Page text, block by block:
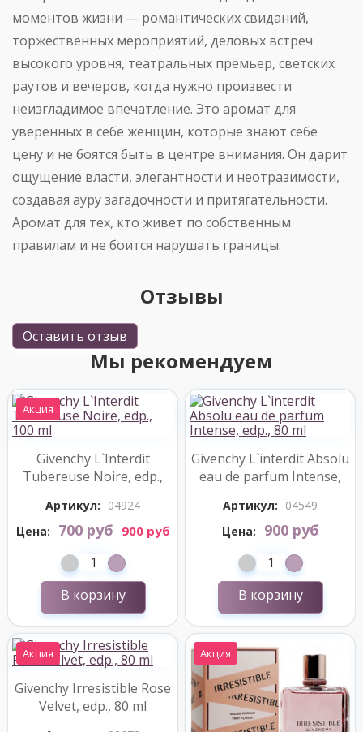
моментов жизни — романтических свиданий,
торжественных мероприятий, деловых встреч
высокого уровня, театральных премьер, светских
раутов и вечеров, когда нужно произвести
неизгладимое впечатление. Это аромат для
уверенных в себе женщин, которые знают себе
цену и не боятся быть в центре внимания. Он дарит
ощущение власти, элегантности и неотразимости,
создавая ауру загадочности и притягательности.
Аромат для тех, кто живет по собственным
правилам и не боится нарушать границы.
Отзывы
Оставить отзыв
Мы рекомендуем
Акция
Givenchy L`Interdit
Tubereuse Noire, edp.,
Артикул: 04924
Цена:
700 руб 900 руб
В корзину
Givenchy L`interdit Absolu
eau de parfum Intense,
Артикул: 04549
Цена:
900 руб
В корзину
Акция
Givenchy Irresistible Rose
Velvet, edp., 80 ml
Акция